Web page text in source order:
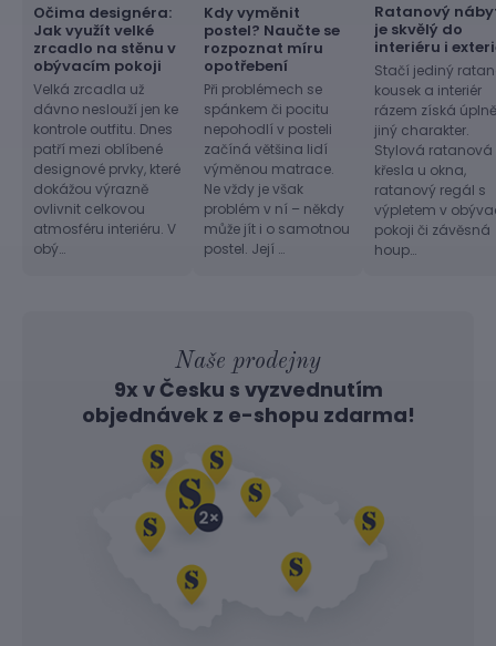
Očima designéra:
Jak využít velké
zrcadlo na stěnu v
obývacím pokoji
Velká zrcadla už
dávno neslouží jen ke
kontrole outfitu. Dnes
patří mezi oblíbené
designové prvky, které
dokážou výrazně
ovlivnit celkovou
atmosféru interiéru. V
obý…
Kdy vyměnit
postel? Naučte se
rozpoznat míru
opotřebení
Při problémech se
spánkem či pocitu
nepohodlí v posteli
začíná většina lidí
výměnou matrace.
Ne vždy je však
problém v ní – někdy
může jít i o samotnou
postel. Její …
Ratanový
je skvělý do
interiéru i
Stačí jediný
kousek a interiér
rázem získá úplně
jiný charakter.
Stylová ratanová
křesla u okna,
ratanový regál s
výpletem v
pokoji či závěsná
houp…
Naše prodejny
9x v Česku s vyzvednutím
objednávek z e-shopu zdarma!